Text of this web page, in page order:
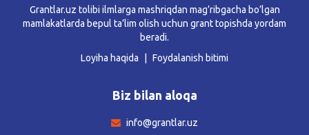
Grantlar.uz tolibi ilmlarga mashriqdan mag’ribgacha bo’lgan
mamlakatlarda bepul ta’lim olish uchun grant topishda yordam
beradi.
Loyiha haqida
Foydalanish bitimi
Biz bilan aloqa
info@grantlar.uz